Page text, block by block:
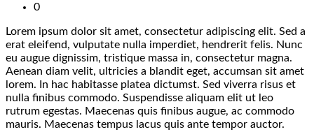
0
Lorem ipsum dolor sit amet, consectetur adipiscing elit. Sed a
erat eleifend, vulputate nulla imperdiet, hendrerit felis. Nunc
eu augue dignissim, tristique massa in, consectetur magna.
Aenean diam velit, ultricies a blandit eget, accumsan sit amet
lorem. In hac habitasse platea dictumst. Sed viverra risus et
nulla finibus commodo. Suspendisse aliquam elit ut leo
rutrum egestas. Maecenas quis finibus augue, ac commodo
mauris. Maecenas tempus lacus quis ante tempor auctor.